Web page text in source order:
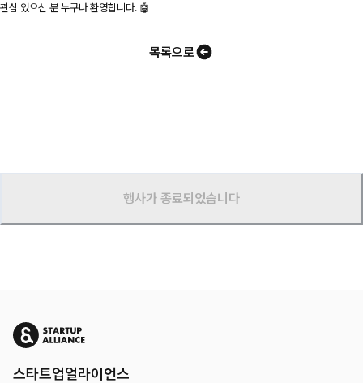
관심 있으신 분 누구나 환영합니다. 🤖
목록으로
행사가 종료되었습니다
스타트업얼라이언스